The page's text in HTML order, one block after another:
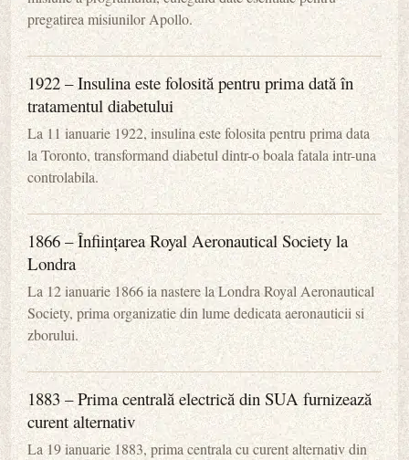
pregatirea misiunilor Apollo.
1922 – Insulina este folosită pentru prima dată în
tratamentul diabetului
La 11 ianuarie 1922, insulina este folosita pentru prima data
la Toronto, transformand diabetul dintr-o boala fatala intr-una
controlabila.
1866 – Înființarea Royal Aeronautical Society la
Londra
La 12 ianuarie 1866 ia nastere la Londra Royal Aeronautical
Society, prima organizatie din lume dedicata aeronauticii si
zborului.
1883 – Prima centrală electrică din SUA furnizează
curent alternativ
La 19 ianuarie 1883, prima centrala cu curent alternativ din